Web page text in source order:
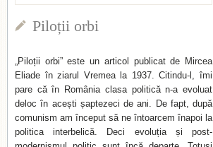
Piloții orbi
„Piloții orbi” este un articol publicat de Mircea
Eliade în ziarul Vremea la 1937. Citindu-l, îmi
pare că în România clasa politică n-a evoluat
deloc în acești șaptezeci de ani. De fapt, după
comunism am început să ne întoarcem înapoi la
politica interbelică. Deci evoluția și post-